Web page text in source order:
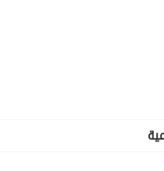
غذائية
للحصول على الموقع الدقيق